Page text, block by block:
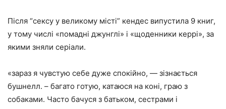
Після “сексу у великому місті” кендес випустила 9 книг,
у тому числі «помадні джунглі» і «щоденники керрі», за
якими зняли серіали.
«зараз я чувстую себе дуже спокійно, — зізнається
бушнелл. – багато готую, катаюся на коні, граю з
собаками. Часто бачуся з батьком, сестрами і